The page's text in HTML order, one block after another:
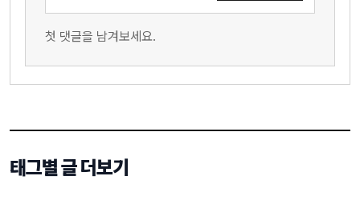
첫 댓글을 남겨보세요.
태그별 글 더보기